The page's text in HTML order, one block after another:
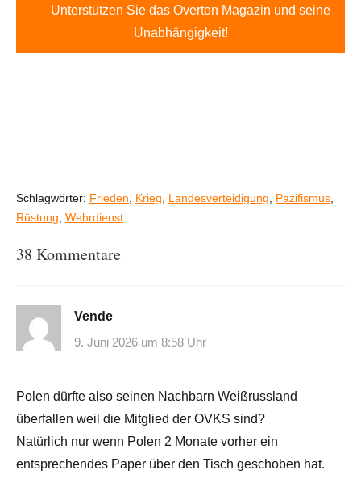
Unterstützen Sie das Overton Magazin und seine
Unabhängigkeit!
Schlagwörter: Frieden, Krieg, Landesverteidigung, Pazifismus,
Rüstung, Wehrdienst
38 Kommentare
Vende
9. Juni 2026 um 8:58 Uhr
Polen dürfte also seinen Nachbarn Weißrussland
überfallen weil die Mitglied der OVKS sind?
Natürlich nur wenn Polen 2 Monate vorher ein
entsprechendes Paper über den Tisch geschoben hat.